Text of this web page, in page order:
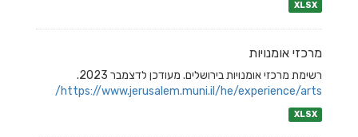
XLSX
מרכזי אומנויות
רשימת מרכזי אומנויות בירושלים. מעודכן לדצמבר 2023.
https://www.jerusalem.muni.il/he/experience/arts/
XLSX